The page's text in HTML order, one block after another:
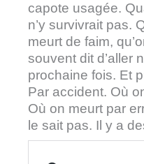
capote usagée.
n’y survivrait pas.
meurt de faim,
souvent dit d’aller
prochaine fois. Et
Par accident. Où
Où on meurt par
le sait pas. Il y a